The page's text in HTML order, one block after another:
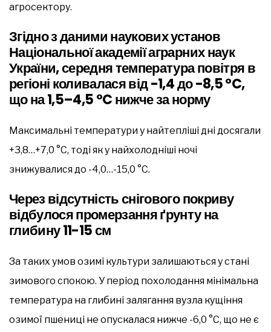
агросектору.
Згідно з даними наукових установ
Національної академії аграрних наук
України, середня температура повітря в
регіоні коливалася від -1,4 до -8,5 °C,
що на 1,5–4,5 °C нижче за норму
Максимальні температури у найтепліші дні досягали
+3,8…+7,0 °C, тоді як у найхолодніші ночі
знижувалися до -4,0…-15,0 °C.
Через відсутність снігового покриву
відбулося промерзання ґрунту на
глибину 11-15 см
За таких умов озимі культури залишаються у стані
зимового спокою. У період похолодання мінімальна
температура на глибині залягання вузла кущіння
озимої пшениці не опускалася нижче -6,0 °C, що не є